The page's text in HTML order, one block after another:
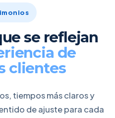
se reflejan
de
clientes
tiempos más claros y
de ajuste para cada